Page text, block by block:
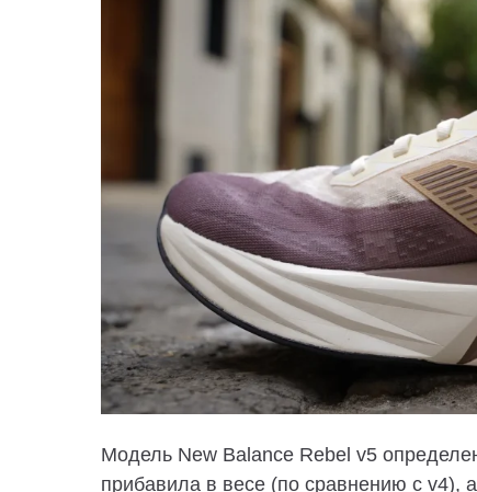
Модель New Balance Rebel v5
прибавила в весе (по сравнению с v4),